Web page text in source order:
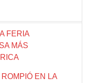
FERIA
MÁS
EN LA